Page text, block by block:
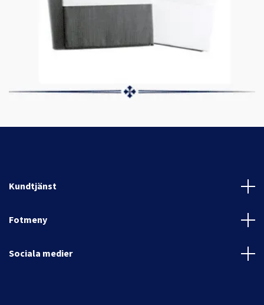
Kundtjänst
Fotmeny
Sociala medier